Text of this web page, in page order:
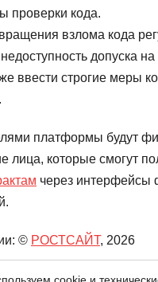
проверки кода.
взлома кода
допуска
ввести строгие меры
платформы будут
лица, которые смогут
через интерфейсы
© РОСТСАЙТ, 2026